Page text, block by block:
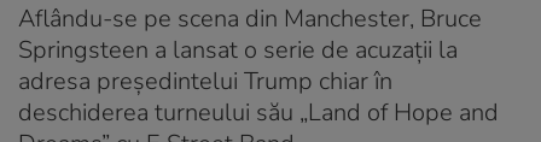
Aflându-se pe scena din Manchester, Bruce
Springsteen a lansat o serie de acuzații la
adresa președintelui Trump chiar în
deschiderea turneului său „Land of Hope and